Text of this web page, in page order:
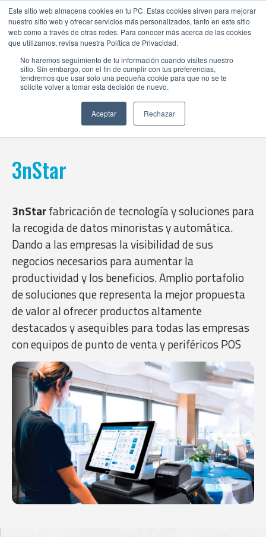
Este sitio web almacena cookies en tu PC. Estas cookies sirven para mejorar
nuestro sitio web y ofrecer servicios más personalizados, tanto en este sitio
web como a través de otras redes. Para conocer más acerca de las cookies
que utilizamos, revisa nuestra Política de Privacidad.
No haremos seguimiento de tu información cuando visites nuestro
sitio. Sin embargo, con el fin de cumplir con tus preferencias,
tendremos que usar solo una pequeña cookie para que no se te
solicite volver a tomar esta decisión de nuevo.
Aceptar Rechazar
3nStar
3nStarfabricación de tecnología y soluciones para
la recogida de datos minoristas y automática.
Dando a las empresas la visibilidad de sus
negocios necesarios para aumentar la
productividad y los beneficios. Amplio portafolio
de soluciones que representa la mejor propuesta
de valor al ofrecer productos altamente
destacados y asequibles para todas las empresas
con equipos de punto de venta y periféricos POS